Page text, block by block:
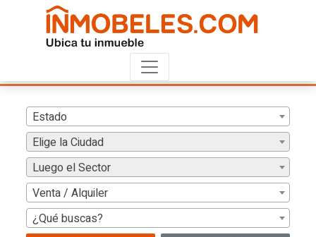
Estado
Elige la Ciudad
Luego el Sector
Venta / Alquiler
¿Qué buscas?